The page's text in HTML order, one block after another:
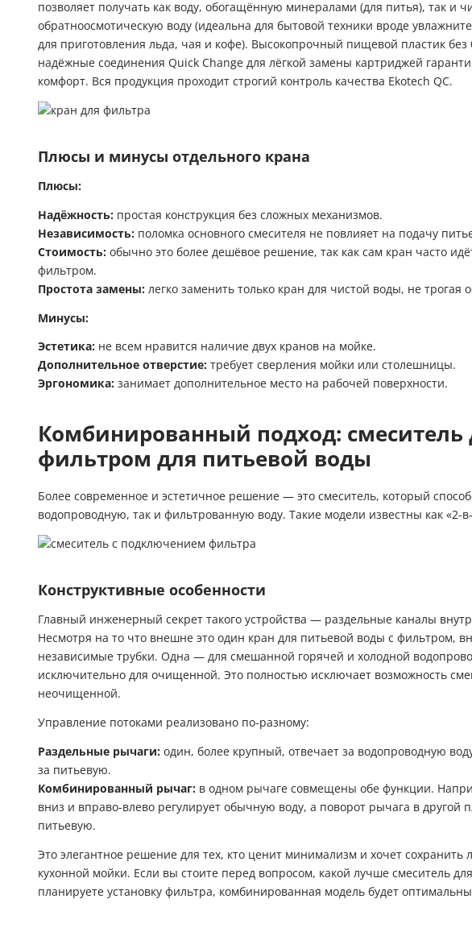
Я
позволяет получать как воду, обогащённую минералами (для питья), так и
обратноосмотическую воду (идеальна для бытовой техники вроде
для приготовления льда, чая и кофе). Высокопрочный пищевой пластик без
надёжные соединения Quick Change для лёгкой замены картриджей
комфорт. Вся продукция проходит строгий контроль качества Ekotech QC.
Плюсы и минусы отдельного крана
Плюсы:
Надёжность: простая конструкция без сложных механизмов.
Независимость: поломка основного смесителя не повлияет на подачу
Стоимость: обычно это более дешёвое решение, так как сам кран часто
фильтром.
Простота замены: легко заменить только кран для чистой воды, не трогая
Минусы:
Эстетика: не всем нравится наличие двух кранов на мойке.
Дополнительное отверстие: требует сверления мойки или столешницы.
Эргономика: занимает дополнительное место на рабочей поверхности.
Комбинированный подход: смеситель
фильтром для питьевой воды
Более современное и эстетичное решение — это смеситель, который
водопроводную, так и фильтрованную воду. Такие модели известны как «2-
Конструктивные особенности
Главный инженерный секрет такого устройства — раздельные каналы
Несмотря на то что внешне это один кран для питьевой воды с фильтром,
независимые трубки. Одна — для смешанной горячей и холодной
исключительно для очищенной. Это полностью исключает возможность
неочищенной.
Управление потоками реализовано по-разному:
Раздельные рычаги: один, более крупный, отвечает за водопроводную
за питьевую.
Комбинированный рычаг: в одном рычаге совмещены обе функции.
вниз и вправо-влево регулирует обычную воду, а поворот рычага в другой
питьевую.
Это элегантное решение для тех, кто ценит минимализм и хочет сохранить
кухонной мойки. Если вы стоите перед вопросом, какой лучше смеситель
планируете установку фильтра, комбинированная модель будет
Имя
Телефон
Я принимаю
передачи
передачи